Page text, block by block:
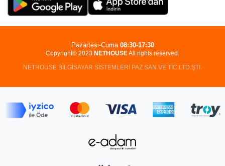
Copyright© 2023 NETHOUSEAll rights reserved.
NETHOUSE BİLGİSAYAR SİSTEMLERİ PAZ.SAN.VE TİC.LTD.ŞTİ.
Pazartesi-Cuma 08:30-17:30